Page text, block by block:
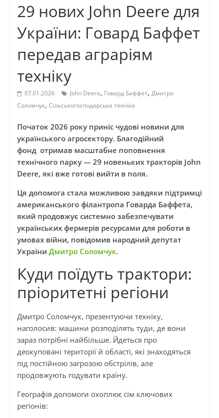
29 нових John Deere для
України: Говард Баффет
передав аграріям
техніку
07.01.2026 John Deere, Говард Баффет, Дмитро
Соломчук, Сільськогосподарська техніка
Початок 2026 року приніс чудові новини для
українського агросектору. Благодійний
фонд отримав масштабне поповнення
технічного парку — 29 новеньких тракторів John
Deere, які вже готові вийти в поля.
Ця допомога стала можливою завдяки підтримці
американського філантропа Говарда Баффета,
який продовжує системно забезпечувати
українських фермерів ресурсами для роботи в
умовах війни, повідомив народний депутат
України Дмитро Соломчук.
Куди поїдуть трактори:
пріоритетні регіони
Дмитро Соломчук, презентуючи техніку,
наголосив: машини розподілять туди, де вони
зараз потрібні найбільше. Йдеться про
деокуповані території й області, які знаходяться
під постійною загрозою обстрілів, але
продовжують годувати країну.
Географія допомоги охоплює сім ключових
регіонів: